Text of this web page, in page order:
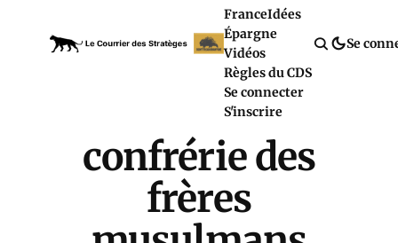
FranceIdées
Épargne
Vidéos
Règles du CDS
Se connecter
S'inscrire
Se
confrérie des
frères